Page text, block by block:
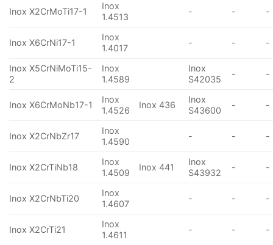
Inox X2CrMoTi17-1
Inox
1.4513
- - -
Inox X6CrNi17-1
Inox
1.4017
- - -
Inox X5CrNiMoTi15-
2
Inox
1.4589
Inox
S42035
- -
Inox X6CrMoNb17-1
Inox
1.4526
Inox 436
Inox
S43600
- -
Inox X2CrNbZr17
Inox
1.4590
- - -
Inox X2CrTiNb18
Inox
1.4509
Inox 441
Inox
S43932
- -
Inox X2CrNbTi20
Inox
1.4607
- - -
Inox X2CrTi21
Inox
1.4611
- - -